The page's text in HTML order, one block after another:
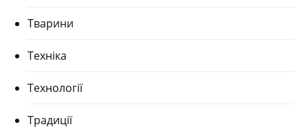
Тварини
Техніка
Технології
Традиції